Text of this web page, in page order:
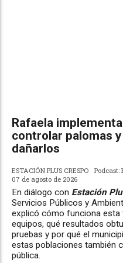
Rafaela
controlar palomas
dañarlos
ESTACIÓN PLUS CRESPO
Podcast:
07 de agosto de 2026
En diálogo con Estación
Servicios Públicos y
explicó cómo funciona esta
equipos, qué resultados
pruebas y por qué el
estas poblaciones también
pública.